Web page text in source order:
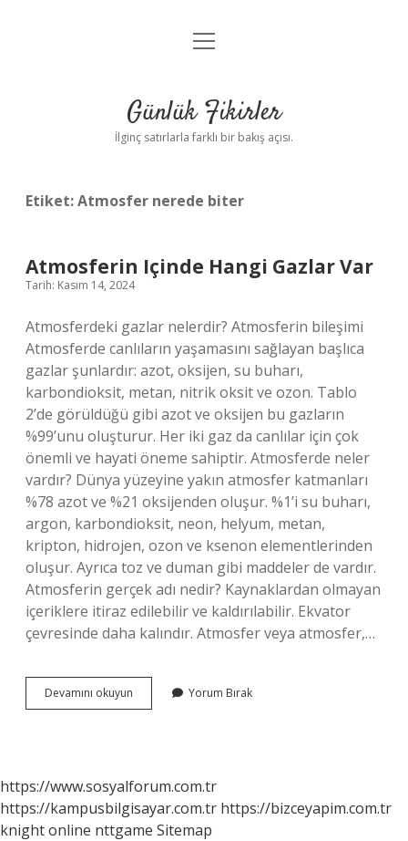
Anasayfa
Yasal Uyarı
menüyü
Günlük Fikirler
İlginç satırlarla farklı bir bakış açısı.
Etiket:Atmosfer nerede biter
Atmosferin Içinde Hangi Gazlar Var
Tarih: Kasım 14, 2024
Atmosferdeki gazlar nelerdir? Atmosferin bileşimi
Atmosferde canlıların yaşamasını sağlayan başlıca
gazlar şunlardır: azot, oksijen, su buharı,
karbondioksit, metan, nitrik oksit ve ozon. Tablo
2’de görüldüğü gibi azot ve oksijen bu gazların
%99’unu oluşturur. Her iki gaz da canlılar için çok
önemli ve hayati öneme sahiptir. Atmosferde neler
vardır? Dünya yüzeyine yakın atmosfer katmanları
%78 azot ve %21 oksijenden oluşur. %1’i su buharı,
argon, karbondioksit, neon, helyum, metan,
kripton, hidrojen, ozon ve ksenon elementlerinden
oluşur. Ayrıca toz ve duman gibi maddeler de vardır.
Atmosferin gerçek adı nedir? Kaynaklardan olmayan
içeriklere itiraz edilebilir ve kaldırılabilir. Ekvator
çevresinde daha kalındır. Atmosfer veya atmosfer,…
Devamını okuyun Atmosferin
Içinde
Yorum Bırak
https://www.sosyalforum.com.tr
https://kampusbilgisayar.com.tr https://bizceyapim.com.tr
knight online nttgame Sitemap